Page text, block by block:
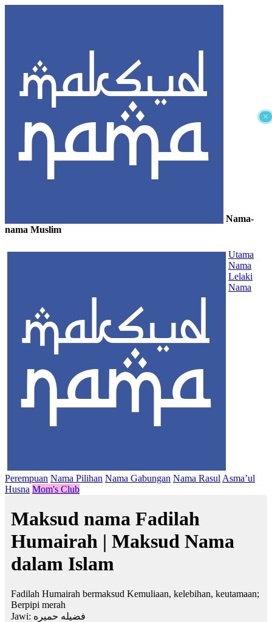
×
Nama-
nama Muslim
Utama
Nama
Lelaki
Nama
Perempuan Nama Pilihan Nama Gabungan Nama Rasul Asma’ul
Husna Mom's Club
Maksud nama Fadilah
Humairah | Maksud Nama
dalam Islam
Fadilah Humairah bermaksud Kemuliaan, kelebihan, keutamaan;
Berpipi merah
Jawi: فضيله حميره